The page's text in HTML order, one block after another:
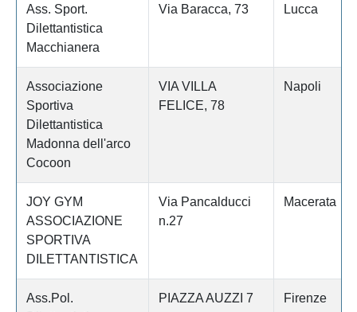
Ass. Sport.
Dilettantistica
Macchianera
Via Baracca, 73 Lucca
Associazione
Sportiva
Dilettantistica
Madonna dell'arco
Cocoon
VIA VILLA
FELICE, 78
Napoli
JOY GYM
ASSOCIAZIONE
SPORTIVA
DILETTANTISTICA
Via Pancalducci
n.27
Macerata
Ass.Pol.
PIAZZA AUZZI 7 Firenze